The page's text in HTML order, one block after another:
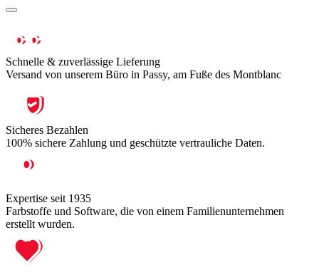
Schnelle & zuverlässige Lieferung
Versand von unserem Büro in Passy, am Fuße des Montblanc
Sicheres Bezahlen
100% sichere Zahlung und geschützte vertrauliche Daten.
Expertise seit 1935
Farbstoffe und Software, die von einem Familienunternehmen
erstellt wurden.